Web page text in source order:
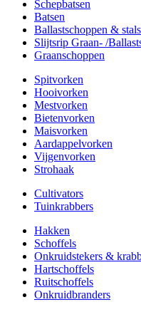
Schepbatsen
Batsen
Ballastschoppen &
Slijtsrip Graan- /
Graanschoppen
Spitvorken
Hooivorken
Mestvorken
Bietenvorken
Maisvorken
Aardappelvorken
Vijgenvorken
Strohaak
Cultivators
Tuinkrabbers
Hakken
Schoffels
Onkruidstekers &
Hartschoffels
Ruitschoffels
Onkruidbranders